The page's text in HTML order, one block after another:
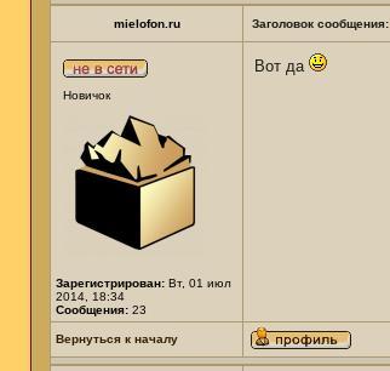
mielofon.ru Заголовок сообщения:
Новичок
Зарегистрирован: Вт, 01 июл
2014, 18:34
Сообщения: 23
Вот да
Вернуться к началу